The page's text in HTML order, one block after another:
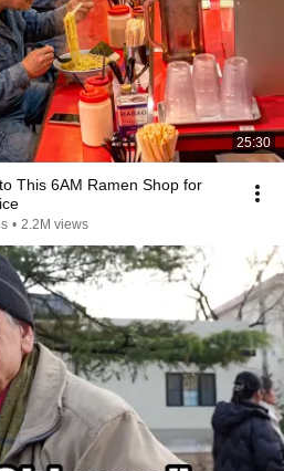
25:30
This 6AM Ramen Shop for
• 2.2M views